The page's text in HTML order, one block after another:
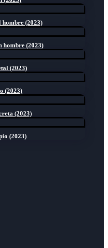
hombre (2023)
hombre (2023)
(2023)
(2023)
(2023)
(2023)